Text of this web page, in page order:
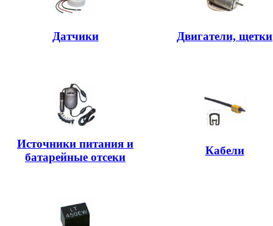
Датчики Двигатели, щетки
Источники питания и
батарейные отсеки
Кабели